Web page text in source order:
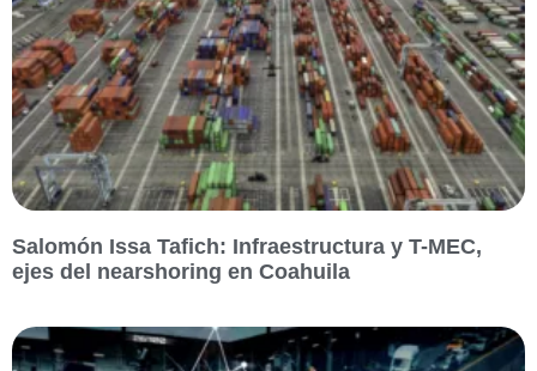
Salomón Issa Tafich: Infraestructura y T-MEC,
ejes del nearshoring en Coahuila